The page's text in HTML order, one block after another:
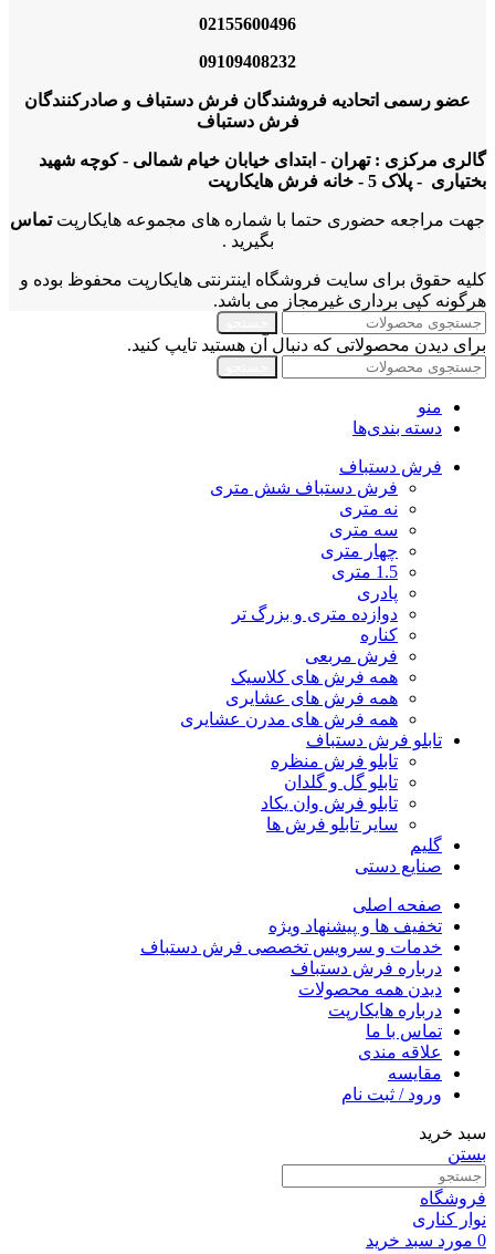
02155600496
09109408232
عضو رسمی اتحادیه فروشندگان فرش دستباف و صادرکنندگان
فرش دستباف
گالری مرکزی : تهران - ابتدای خیابان خیام شمالی - کوچه شهید
بختیاری - پلاک 5 - خانه فرش هایکارپت
جهت مراجعه حضوری حتما با شماره های مجموعه هایکارپتتماس
بگیرید .
کلیه حقوق برای سایت فروشگاه اینترنتی هایکارپت محفوظ بوده و
هرگونه کپی برداری غیرمجاز می باشد.
برای دیدن محصولاتی که دنبال آن هستید تایپ کنید.
منو
دسته بندی‌ها
فرش دستباف
فرش دستباف شش متری
نه متری
سه متری
چهار متری
1.5 متری
پادری
دوازده متری و بزرگ تر
کناره
فرش مربعی
همه فرش های کلاسیک
همه فرش های عشایری
همه فرش های مدرن عشایری
تابلو فرش دستباف
تابلو فرش منظره
تابلو گل و گلدان
تابلو فرش وان یکاد
سایر تابلو فرش ها
گلیم
صنایع دستی
صفحه اصلی
تخفیف ها و پیشنهاد ویژه
خدمات و سرویس تخصصی فرش دستباف
درباره فرش دستباف
دیدن همه محصولات
درباره هایکارپت
تماس با ما
علاقه مندی
مقايسه
ورود / ثبت نام
سبد خرید
بستن
فروشگاه
نوار کناری
0 مورد سبد خرید